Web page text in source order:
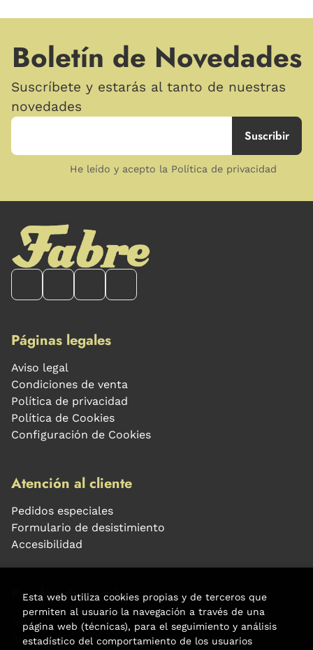
Boletín de Novedades
Suscríbete y estarás al tanto de nuestras
novedades
He leído y acepto la Política de privacidad
Páginas legales
Aviso legal
Condiciones de venta
Política de privacidad
Política de Cookies
Configuración de Cookies
Atención al cliente
Pedidos especiales
Formulario de desistimiento
Accesibilidad
Puede interesarte
Noticias
Agenda
Esta web utiliza cookies propias y de terceros que
permiten al usuario la navegación a través de una
página web (técnicas), para el seguimiento y análisis
estadístico del comportamiento de los usuarios